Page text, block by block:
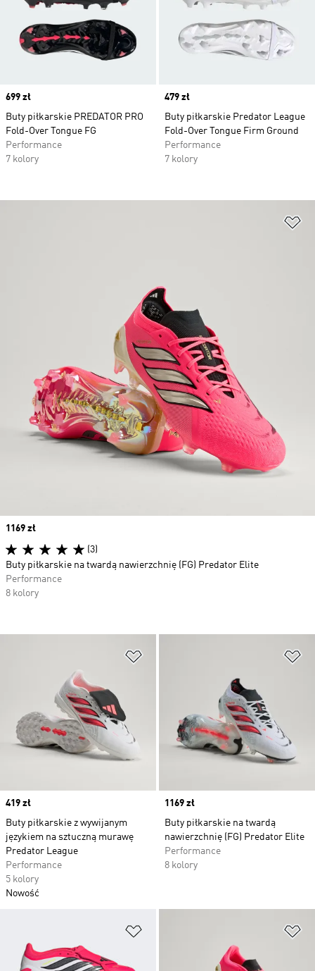
Price
699 zł
Buty piłkarskie PREDATOR PRO
Fold-Over Tongue FG
Performance
7 kolory
Price
479 zł
Buty piłkarskie Predator League
Fold-Over Tongue Firm Ground
Performance
7 kolory
Price
419 zł
Buty piłkarskie z wywijanym
językiem na sztuczną murawę
Predator League
Performance
5 kolory
Nowość
Price
1169 zł
Buty piłkarskie na twardą
nawierzchnię (FG) Predator Elite
Performance
8 kolory
Price
1169 zł
(3)
Buty piłkarskie na twardą nawierzchnię (FG) Predator Elite
Performance
8 kolory